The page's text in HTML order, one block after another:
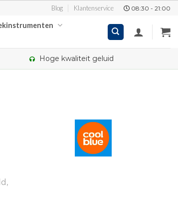
Blog Klantenservice 08:30 - 21:00
Hoge kwaliteit geluid